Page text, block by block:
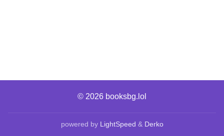
© 2026 booksbg.lol
powered by LightSpeed & Derko